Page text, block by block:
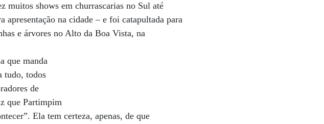
muitos shows em churrascarias no Sul até
na cidade – e foi catapultada para
e árvores no Alto da Boa Vista, na
que manda
tudo, todos
de
que Partimpim
Ela tem certeza, apenas, de que